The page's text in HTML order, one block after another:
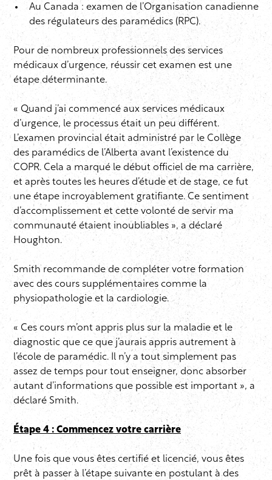
Au Canada : examen de l’Organisation canadienne
des régulateurs des paramédics (RPC).
Pour de nombreux professionnels des services
médicaux d’urgence, réussir cet examen est une
étape déterminante.
« Quand j’ai commencé aux services médicaux
d’urgence, le processus était un peu différent.
L’examen provincial était administré par le Collège
des paramédics de l’Alberta avant l’existence du
COPR. Cela a marqué le début officiel de ma carrière,
et après toutes les heures d’étude et de stage, ce fut
une étape incroyablement gratifiante. Ce sentiment
d’accomplissement et cette volonté de servir ma
communauté étaient inoubliables », a déclaré
Houghton.
Smith recommande de compléter votre formation
avec des cours supplémentaires comme la
physiopathologie et la cardiologie.
« Ces cours m’ont appris plus sur la maladie et le
diagnostic que ce que j’aurais appris autrement à
l’école de paramédic. Il n’y a tout simplement pas
assez de temps pour tout enseigner, donc absorber
autant d’informations que possible est important », a
déclaré Smith.
Étape 4 : Commencez votre carrière
Une fois que vous êtes certifié et licencié, vous êtes
prêt à passer à l’étape suivante en postulant à des